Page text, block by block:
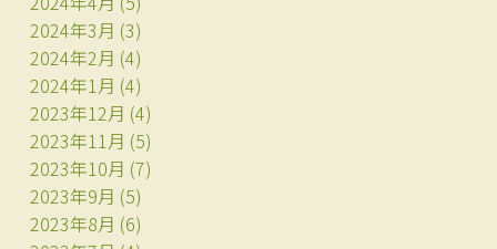
2024年3月 (3)
2024年2月 (4)
2024年1月 (4)
2023年12月 (4)
2023年11月 (5)
2023年10月 (7)
2023年9月 (5)
2023年8月 (6)